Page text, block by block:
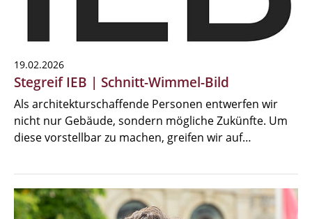
19.02.2026
Stegreif IEB | Schnitt-Wimmel-Bild
Als architekturschaffende Personen entwerfen wir
nicht nur Gebäude, sondern mögliche Zukünfte. Um
diese vorstellbar zu machen, greifen wir auf…